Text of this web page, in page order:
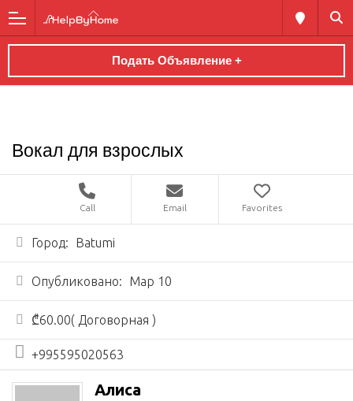
Подать Объявление +
Вокал для взрослых
Call Email Favorites
Город: Batumi
Опубликовано: Мар 10
₾60.00( Договорная )
+995595020563
Алиса